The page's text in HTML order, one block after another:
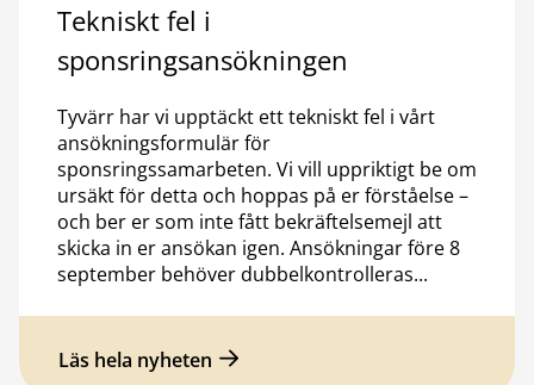
Tekniskt fel i
sponsringsansökningen
Tyvärr har vi upptäckt ett tekniskt fel i vårt
ansökningsformulär för
sponsringssamarbeten. Vi vill uppriktigt be om
ursäkt för detta och hoppas på er förståelse –
och ber er som inte fått bekräftelsemejl att
skicka in er ansökan igen. Ansökningar före 8
september behöver dubbelkontrolleras...
Läs hela nyheten